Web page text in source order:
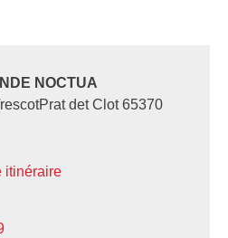
NOCTUA
det Clot 65370
itinéraire